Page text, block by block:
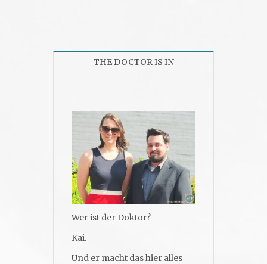
THE DOCTOR IS IN
Wer ist der Doktor?
Kai.
Und er macht das hier alles